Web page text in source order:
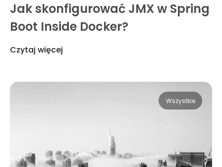
Jak skonfigurować JMX w Spring
Boot Inside Docker?
Czytaj więcej
Wszystkie